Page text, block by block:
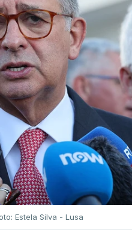
Estela Silva - Lusa